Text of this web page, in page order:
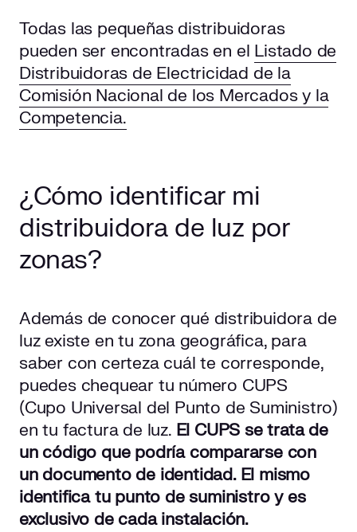
Todas las pequeñas distribuidoras
pueden ser encontradas en el Listado de
Distribuidoras de Electricidad de la
Comisión Nacional de los Mercados y la
Competencia.
¿Cómo identificar mi
distribuidora de luz por
zonas?
Además de conocer qué distribuidora de
luz existe en tu zona geográfica, para
saber con certeza cuál te corresponde,
puedes chequear tu número CUPS
(Cupo Universal del Punto de Suministro)
en tu factura de luz. El CUPS se trata de
un código que podría compararse con
un documento de identidad. El mismo
identifica tu punto de suministro y es
exclusivo de cada instalación.